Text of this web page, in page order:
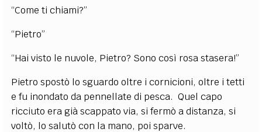
“Come ti chiami?”
“Pietro”
“Hai visto le nuvole, Pietro? Sono così rosa stasera!”
Pietro spostò lo sguardo oltre i cornicioni, oltre i tetti
e fu inondato da pennellate di pesca. Quel capo
ricciuto era già scappato via, si fermò a distanza, si
voltò, lo salutò con la mano, poi sparve.